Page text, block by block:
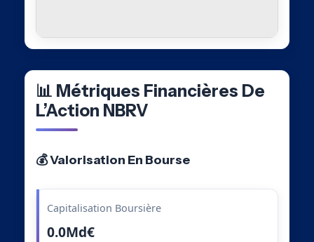
📊 Métriques Financières De
L’Action NBRV
💰 Valorisation En Bourse
Capitalisation Boursière
0.0Md€